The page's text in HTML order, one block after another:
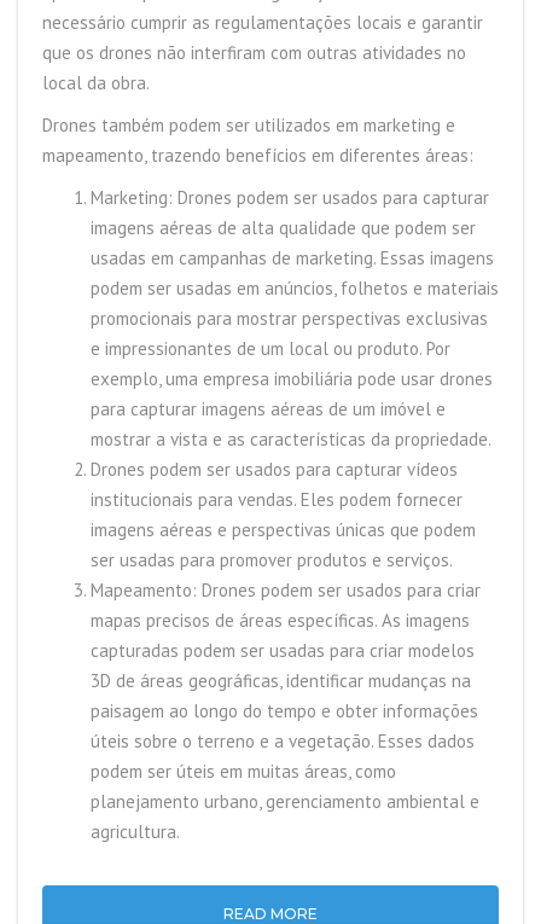
necessário cumprir as regulamentações locais e garantir
que os drones não interfiram com outras atividades no
local da obra.
Drones também podem ser utilizados em marketing e
mapeamento, trazendo benefícios em diferentes áreas:
Marketing: Drones podem ser usados para capturar
imagens aéreas de alta qualidade que podem ser
usadas em campanhas de marketing. Essas imagens
podem ser usadas em anúncios, folhetos e materiais
promocionais para mostrar perspectivas exclusivas
e impressionantes de um local ou produto. Por
exemplo, uma empresa imobiliária pode usar drones
para capturar imagens aéreas de um imóvel e
mostrar a vista e as características da propriedade.
Drones podem ser usados para capturar vídeos
institucionais para vendas. Eles podem fornecer
imagens aéreas e perspectivas únicas que podem
ser usadas para promover produtos e serviços.
Mapeamento: Drones podem ser usados para criar
mapas precisos de áreas específicas. As imagens
capturadas podem ser usadas para criar modelos
3D de áreas geográficas, identificar mudanças na
paisagem ao longo do tempo e obter informações
úteis sobre o terreno e a vegetação. Esses dados
podem ser úteis em muitas áreas, como
planejamento urbano, gerenciamento ambiental e
agricultura.
READ MORE